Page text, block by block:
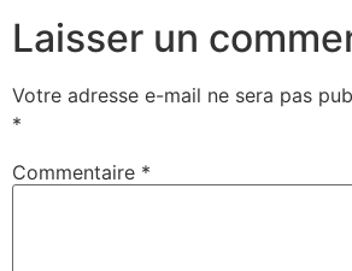
Laisser un
Votre adresse e-mail ne sera pas
*
Commentaire *